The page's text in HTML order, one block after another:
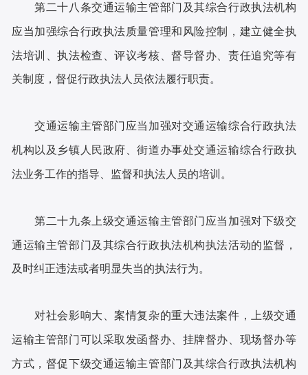
第二十八条交通运输主管部门及其综合行政执法机构
应当加强综合行政执法质量管理和风险控制，建立健全执
法培训、执法检查、评议考核、督导督办、责任追究等有
关制度，督促行政执法人员依法履行职责。
交通运输主管部门应当加强对交通运输综合行政执法
机构以及乡镇人民政府、街道办事处交通运输综合行政执
法业务工作的指导、监督和执法人员的培训。
第二十九条上级交通运输主管部门应当加强对下级交
通运输主管部门及其综合行政执法机构执法活动的监督，
及时纠正违法或者明显失当的执法行为。
对社会影响大、案情复杂的重大违法案件，上级交通
运输主管部门可以采取发函督办、挂牌督办、现场督办等
方式，督促下级交通运输主管部门及其综合行政执法机构